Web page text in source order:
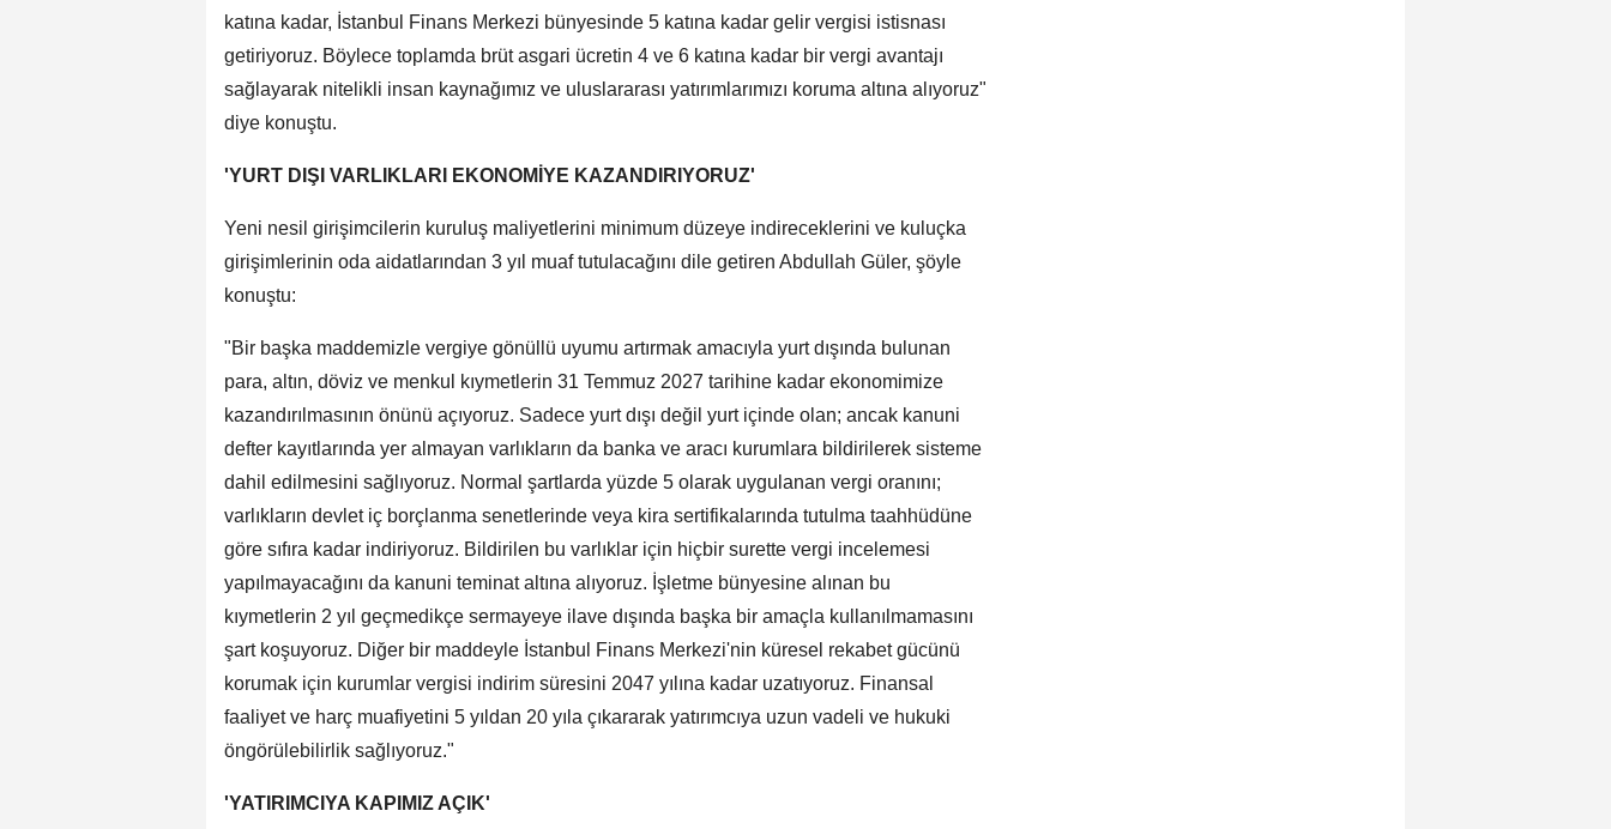
katına kadar, İstanbul Finans Merkezi bünyesinde 5 katına kadar gelir vergisi istisnası
getiriyoruz. Böylece toplamda brüt asgari ücretin 4 ve 6 katına kadar bir vergi avantajı
sağlayarak nitelikli insan kaynağımız ve uluslararası yatırımlarımızı koruma altına alıyoruz"
diye konuştu.
'YURT DIŞI VARLIKLARI EKONOMİYE KAZANDIRIYORUZ'
Yeni nesil girişimcilerin kuruluş maliyetlerini minimum düzeye indireceklerini ve kuluçka
girişimlerinin oda aidatlarından 3 yıl muaf tutulacağını dile getiren Abdullah Güler, şöyle
konuştu:
"Bir başka maddemizle vergiye gönüllü uyumu artırmak amacıyla yurt dışında bulunan
para, altın, döviz ve menkul kıymetlerin 31 Temmuz 2027 tarihine kadar ekonomimize
kazandırılmasının önünü açıyoruz. Sadece yurt dışı değil yurt içinde olan; ancak kanuni
defter kayıtlarında yer almayan varlıkların da banka ve aracı kurumlara bildirilerek sisteme
dahil edilmesini sağlıyoruz. Normal şartlarda yüzde 5 olarak uygulanan vergi oranını;
varlıkların devlet iç borçlanma senetlerinde veya kira sertifikalarında tutulma taahhüdüne
göre sıfıra kadar indiriyoruz. Bildirilen bu varlıklar için hiçbir surette vergi incelemesi
yapılmayacağını da kanuni teminat altına alıyoruz. İşletme bünyesine alınan bu
kıymetlerin 2 yıl geçmedikçe sermayeye ilave dışında başka bir amaçla kullanılmamasını
şart koşuyoruz. Diğer bir maddeyle İstanbul Finans Merkezi'nin küresel rekabet gücünü
korumak için kurumlar vergisi indirim süresini 2047 yılına kadar uzatıyoruz. Finansal
faaliyet ve harç muafiyetini 5 yıldan 20 yıla çıkararak yatırımcıya uzun vadeli ve hukuki
öngörülebilirlik sağlıyoruz."
'YATIRIMCIYA KAPIMIZ AÇIK'